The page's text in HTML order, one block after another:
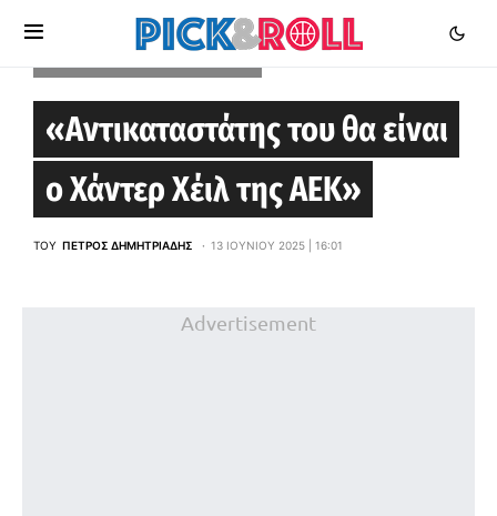
«Αντικαταστάτης του θα είναι
ο Χάντερ Χέιλ της ΑΕΚ»
ΤΟΥ ΠΈΤΡΟΣ ΔΗΜΗΤΡΙΆΔΗΣ 13 ΙΟΥΝΊΟΥ 2025 | 16:01
Advertisement